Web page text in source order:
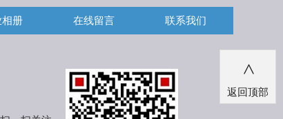
册 在线留言 联系我们
>
返回顶部